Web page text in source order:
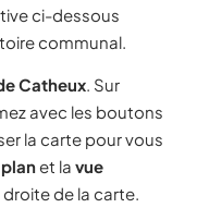
ci-dessous
communal.
Catheux. Sur
avec les boutons
la carte pour vous
et la vue
de la carte.